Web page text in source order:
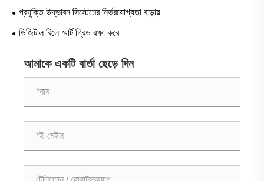
প্রযুক্তি উদ্ভাবন সিস্টেমের নির্ভরযোগ্যতা বাড়ায়
ডিজিটাল রিলে স্মার্ট গ্রিড রক্ষা করে
আমাকে একটি বার্তা ছেড়ে দিন